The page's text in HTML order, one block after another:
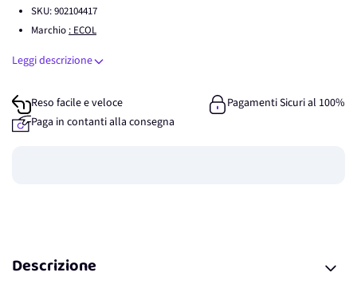
SKU:902104417
Marchio : ECOL
Leggi descrizione
Reso facile e veloce
Pagamenti Sicuri al 100%
Paga in contanti alla consegna
Descrizione